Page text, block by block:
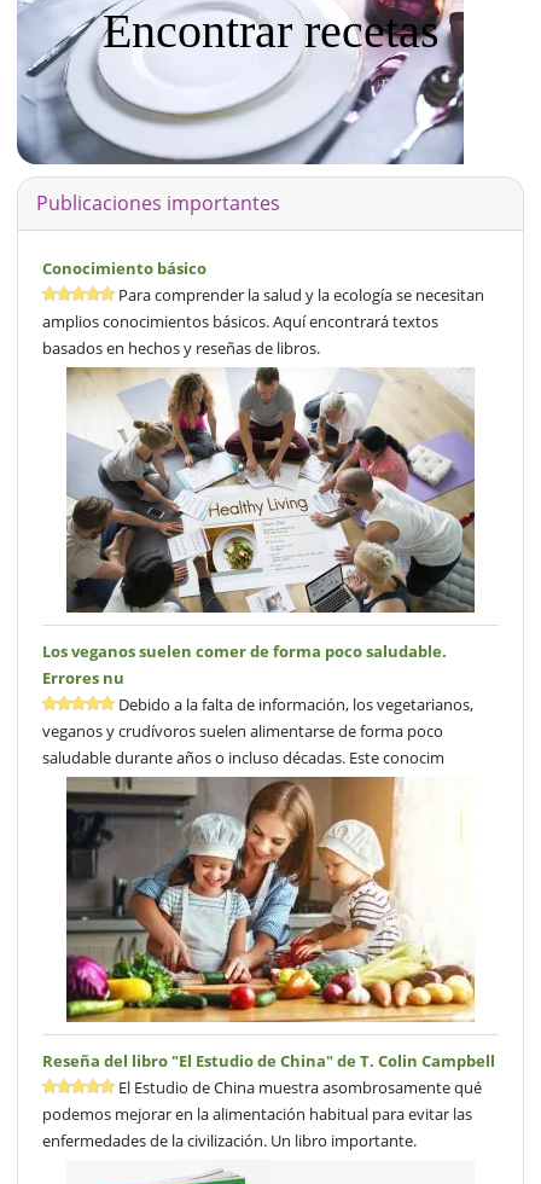
Encontrar recetas
Publicaciones importantes
Conocimiento básico
Para comprender la salud y la ecología se necesitan
amplios conocimientos básicos. Aquí encontrará textos
basados en hechos y reseñas de libros.
Los veganos suelen comer de forma poco saludable.
Errores nu
Debido a la falta de información, los vegetarianos,
veganos y crudívoros suelen alimentarse de forma poco
saludable durante años o incluso décadas. Este conocim
Reseña del libro "El Estudio de China" de T. Colin Campbell
El Estudio de China muestra asombrosamente qué
podemos mejorar en la alimentación habitual para evitar las
enfermedades de la civilización. Un libro importante.